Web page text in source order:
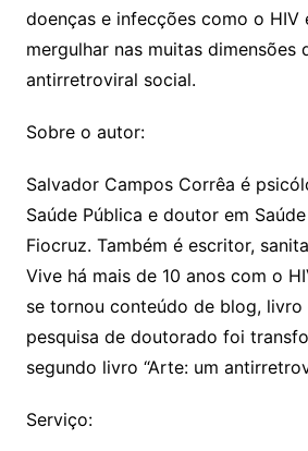
doenças e infecções como o HIV
mergulhar nas muitas dimensões
antirretroviral social.
Sobre o autor:
Salvador Campos Corrêa é
Saúde Pública e doutor em
Fiocruz. Também é escritor,
Vive há mais de 10 anos com o
se tornou conteúdo de blog, livro
pesquisa de doutorado foi
segundo livro “Arte: um
Serviço: